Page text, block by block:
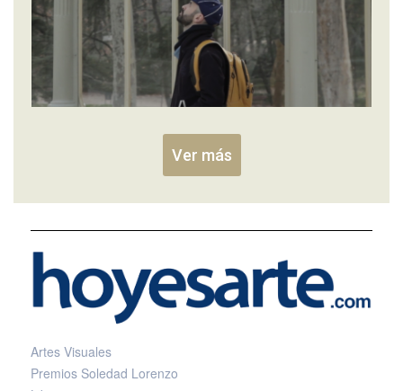
Ver más
Artes Visuales
Premios Soledad Lorenzo